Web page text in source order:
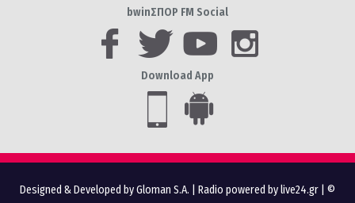
bwinΣΠΟΡ FM Social
Download App
Designed & Developed by Gloman S.A. Radio powered by live24.gr | ©